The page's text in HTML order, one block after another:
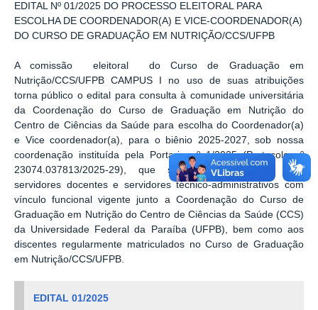
EDITAL Nº 01/2025 DO PROCESSO ELEITORAL PARA
ESCOLHA DE COORDENADOR(A) E VICE-COORDENADOR(A)
DO CURSO DE GRADUAÇÃO EM NUTRIÇÃO/CCS/UFPB
A comissão eleitoral do Curso de Graduação em
Nutrição/CCS/UFPB CAMPUS I no uso de suas atribuições
torna público o edital para consulta à comunidade universitária
da Coordenação do Curso de Graduação em Nutrição do
Centro de Ciências da Saúde para escolha do Coordenador(a)
e Vice coordenador(a), para o biênio 2025-2027, sob nossa
coordenação instituída pela Portaria nº 1/2025 (Protocolo nº
23074.037813/2025-29), que será realizada junto aos
servidores docentes e servidores técnico-administrativos com
vínculo funcional vigente junto a Coordenação do Curso de
Graduação em Nutrição do Centro de Ciências da Saúde (CCS)
da Universidade Federal da Paraíba (UFPB), bem como aos
discentes regularmente matriculados no Curso de Graduação
em Nutrição/CCS/UFPB.
EDITAL 01/2025